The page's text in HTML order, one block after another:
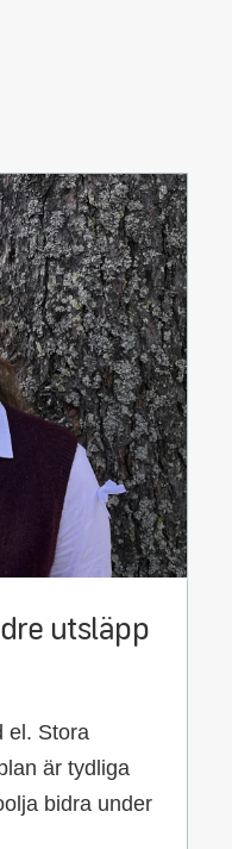
utsläpp
el. Stora
är tydliga
bidra under